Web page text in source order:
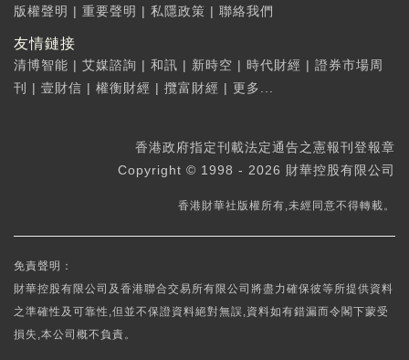
版權聲明 | 重要聲明 | 私隱政策 | 聯絡我們
友情鏈接
清博智能 | 艾媒諮詢 | 和訊 | 新時空 | 時代財經 | 證券市場周
刊
| 壹財信 | 權衡財經 | 攬富財經 | 更多...
香港政府指定刊載法定通告之憲報刊登報章
Copyright © 1998 - 2026 財華控股有限公司
香港財華社版權所有,未經同意不得轉載。
免責聲明：
財華控股有限公司及香港聯合交易所有限公司將盡力確保彼等所提供資料
之準確性及可靠性,但並不保證資料絕對無誤,資料如有錯漏而令閣下蒙受
損失,本公司概不負責。